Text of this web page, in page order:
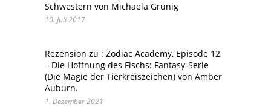
Schwestern von Michaela Grünig
10. Juli 2017
Rezension zu : Zodiac Academy, Episode 12
– Die Hoffnung des Fischs: Fantasy-Serie
(Die Magie der Tierkreiszeichen) von Amber
Auburn.
1. Dezember 2021